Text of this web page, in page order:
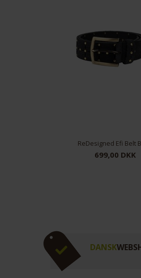
ReDesigned Efi Belt
699,00 DKK
DANSK